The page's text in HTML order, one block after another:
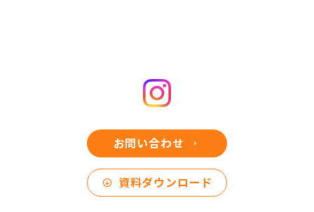
お問い合わせ
資料ダウンロード